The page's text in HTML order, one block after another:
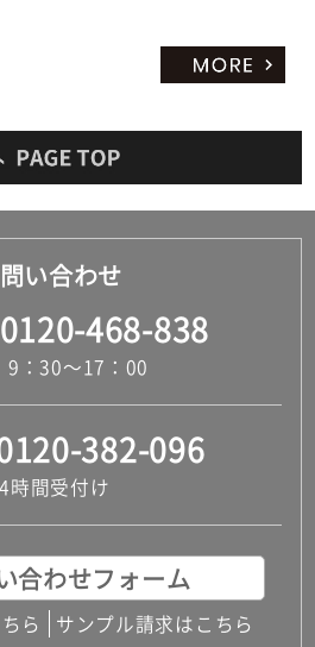
い合わせ
0120-468-838
：30～17：00
382-096
時間受付け
合わせフォーム
ら サンプル請求はこちら